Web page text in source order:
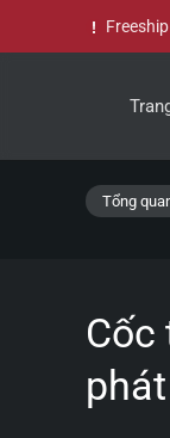
Tổng
Cốc